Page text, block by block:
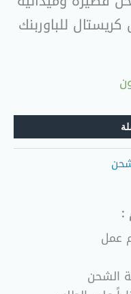
للباوربنك
:
الشحن